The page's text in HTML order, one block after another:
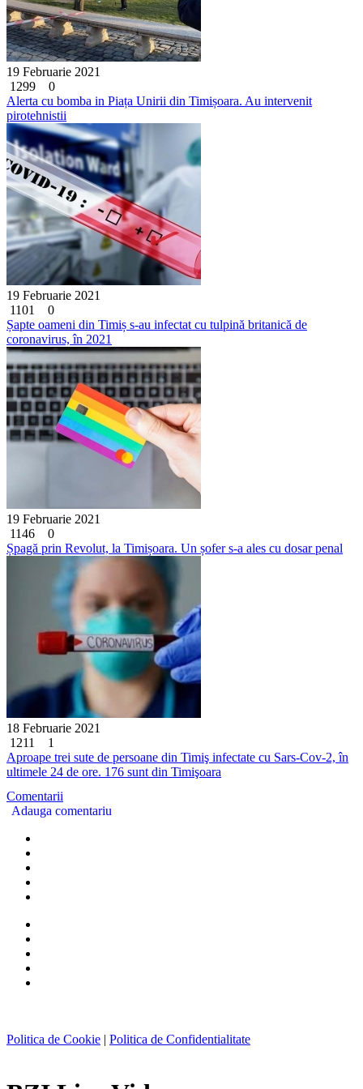
19 Februarie 2021
1299
0
Alerta cu bomba in Piața Unirii din Timișoara. Au intervenit
pirotehnistii
19 Februarie 2021
1101
0
Șapte oameni din Timiș s-au infectat cu tulpină britanică de
coronavirus, în 2021
19 Februarie 2021
1146
0
Șpagă prin Revolut, la Timișoara. Un șofer s-a ales cu dosar penal
18 Februarie 2021
1211
1
Aproape trei sute de persoane din Timiş infectate cu Sars-Cov-2, în
ultimele 24 de ore. 176 sunt din Timişoara
Comentarii
Adauga comentariu
Politica de Cookie | Politica de Confidentialitate